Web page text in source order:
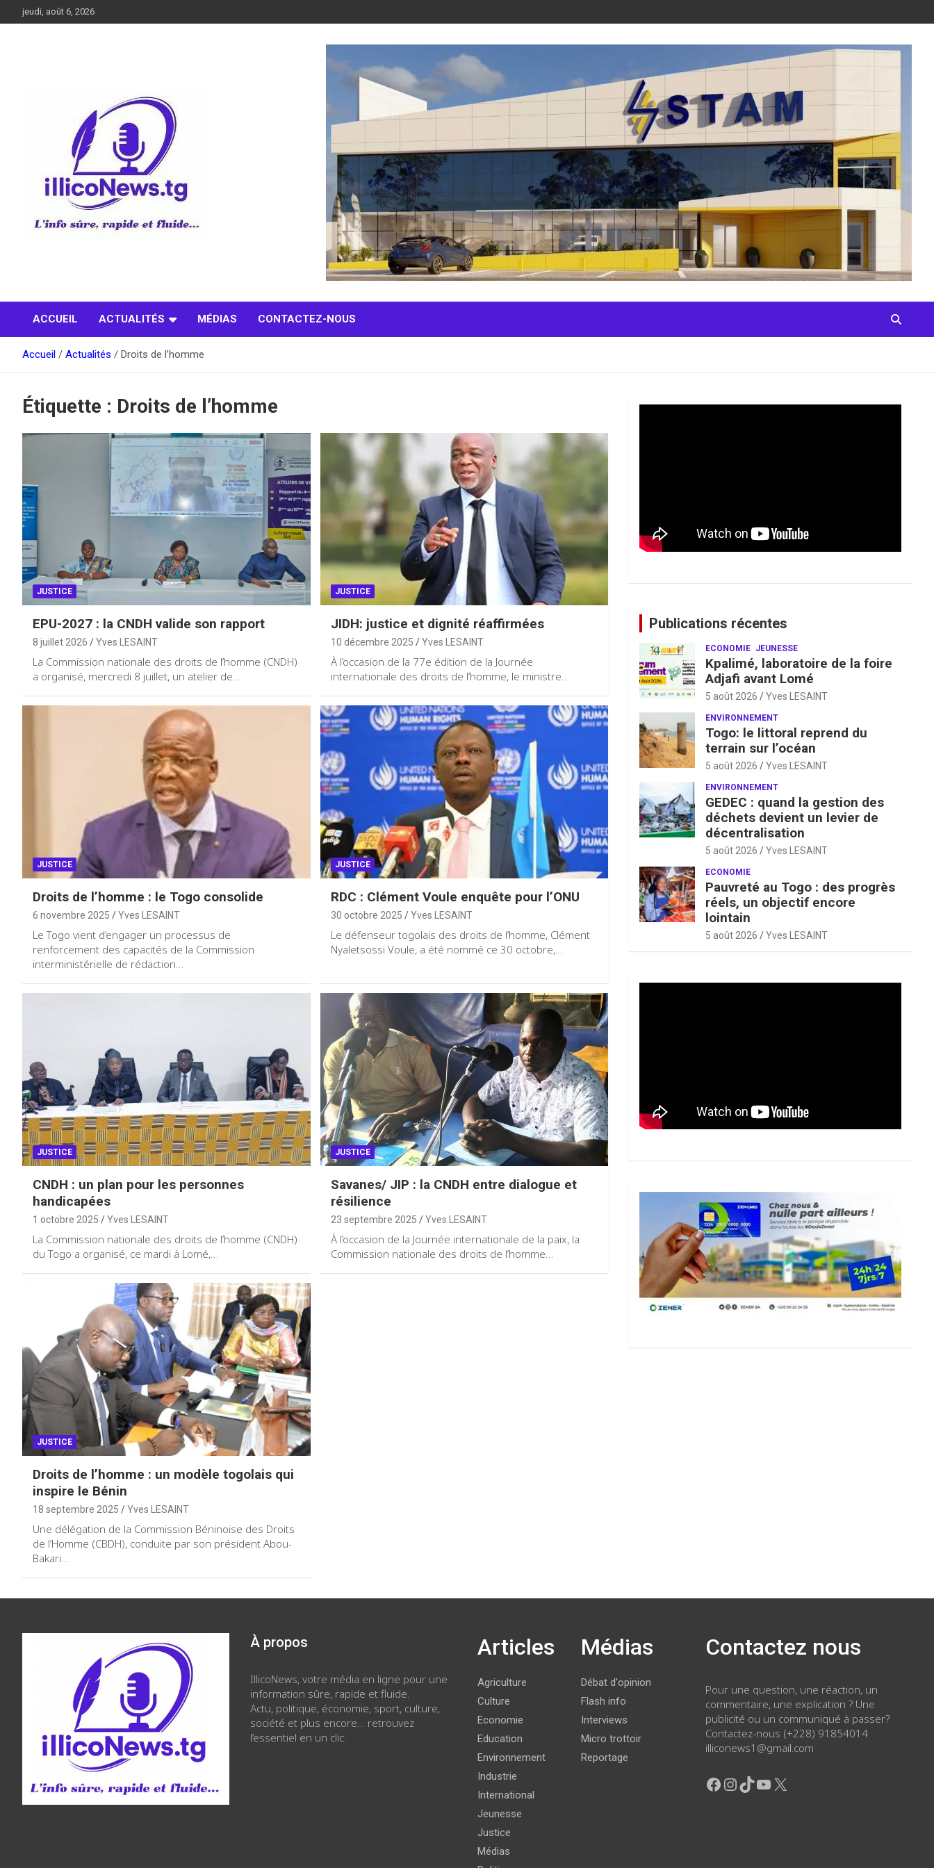
au
jeudi, août 6, 2026
ACCUEIL ACTUALITÉS MÉDIAS CONTACTEZ-NOUS
Accueil Actualités Droits de l’homme
Étiquette : Droits de l’homme
JUSTICE
EPU-2027 : la CNDH valide son rapport
8 juillet 2026 Yves LESAINT
La Commission nationale des droits de l’homme (CNDH)
a organisé, mercredi 8 juillet, un atelier de…
JUSTICE
JIDH: justice et dignité réaffirmées
10 décembre 2025 Yves LESAINT
À l’occasion de la 77e édition de la Journée
internationale des droits de l’homme, le ministre…
JUSTICE
Droits de l’homme : le Togo consolide
6 novembre 2025 Yves LESAINT
Le Togo vient d’engager un processus de
renforcement des capacités de la Commission
interministérielle de rédaction…
JUSTICE
RDC : Clément Voule enquête pour l’ONU
30 octobre 2025 Yves LESAINT
Le défenseur togolais des droits de l’homme, Clément
Nyaletsossi Voule, a été nommé ce 30 octobre,…
JUSTICE
CNDH : un plan pour les personnes
handicapées
1 octobre 2025 Yves LESAINT
La Commission nationale des droits de l’homme (CNDH)
du Togo a organisé, ce mardi à Lomé,…
JUSTICE
Savanes/ JIP : la CNDH entre dialogue et
résilience
23 septembre 2025 Yves LESAINT
À l’occasion de la Journée internationale de la paix, la
Commission nationale des droits de l’homme…
JUSTICE
Droits de l’homme : un modèle togolais qui
inspire le Bénin
18 septembre 2025 Yves LESAINT
Une délégation de la Commission Béninoise des Droits
de l’Homme (CBDH), conduite par son président Abou-
Bakari…
Publications récentes
ECONOMIE JEUNESSE
Kpalimé, laboratoire de la foire
Adjafi avant Lomé
5 août 2026 Yves LESAINT
ENVIRONNEMENT
Togo: le littoral reprend du
terrain sur l’océan
5 août 2026 Yves LESAINT
ENVIRONNEMENT
GEDEC : quand la gestion des
déchets devient un levier de
décentralisation
5 août 2026 Yves LESAINT
ECONOMIE
Pauvreté au Togo : des progrès
réels, un objectif encore
lointain
5 août 2026 Yves LESAINT
À propos
IllicoNews, votre média en ligne pour une
information sûre, rapide et fluide.
Actu, politique, économie, sport, culture,
société et plus encore… retrouvez
l’essentiel en un clic.
Articles
Agriculture
Culture
Economie
Education
Environnement
Industrie
International
Jeunesse
Justice
Médias
Médias
Débat d'opinion
Flash info
Interviews
Micro trottoir
Reportage
Contactez nous
Pour une question, une réaction, un
commentaire, une explication ? Une
publicité ou un communiqué à passer?
Contactez-nous (+228) 91854014
illiconews1@gmail.com
Facebook
Instagram
TikTok
YouTube
X